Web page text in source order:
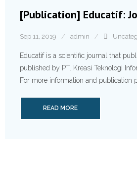
[Publication] Educatif:
Sep 11, 2019 admin
Educatif is a scientific journal that
published by PT. Kreasi Teknologi
For more information and publication
READ MORE